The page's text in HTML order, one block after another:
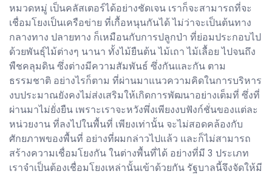
หมวดหมู่ เป็นคลัสเตอร์ได้อย่างชัดเจน เราก็จะสามารถที่จะ
เชื่อมโยงเป็นเครือข่าย ที่เกื้อหนุนกันได้ ไม่ว่าจะเป็นต้นทาง
กลางทาง ปลายทาง ก็เหมือนกับการปลูกป่า ที่ย่อมประกอบไป
ด้วยพันธุ์ไม้ต่างๆ นานา ทั้งไม้ยืนต้น ไม้เถา ไม้เลื้อย ไปจนถึง
พืชคลุมดิน ซึ่งต่างมีความสัมพันธ์ ซึ่งกันและกัน ตาม
ธรรมชาติ อย่างไรก็ตาม ที่ผ่านมาแนวความคิดในการบริหาร
งบประมาณยังคงไม่ส่งเสริมให้เกิดการพัฒนาอย่างเต็มที่ ซึ่งที่
ผ่านมาไม่ยั่งยืน เพราะเราจะหวังพึ่งเพียงงบฟังก์ชั่นของแต่ละ
หน่วยงาน ที่ลงไปในพื้นที่ เพียงเท่านั้น จะไม่สอดคล้องกับ
ศักยภาพของพื้นที่ อย่างที่ผมกล่าวไปแล้ว และก็ไม่สามารถ
สร้างความเชื่อมโยงกัน ในต่างพื้นที่ได้ อย่างที่มี 3 ประเภท
เราจำเป็นต้องเชื่อมโยงเหล่านั้นเข้าด้วยกัน รัฐบาลนี้จึงจัดให้มี